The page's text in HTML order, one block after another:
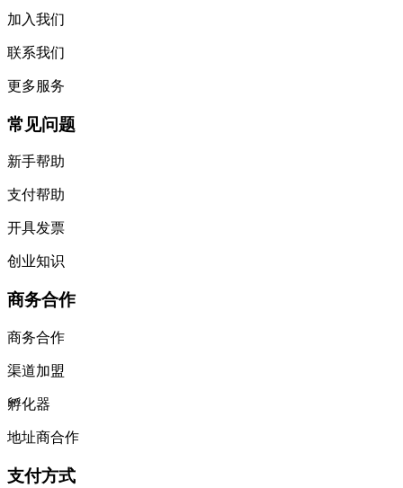
加入我们
联系我们
更多服务
常见问题
新手帮助
支付帮助
开具发票
创业知识
商务合作
商务合作
渠道加盟
孵化器
地址商合作
支付方式